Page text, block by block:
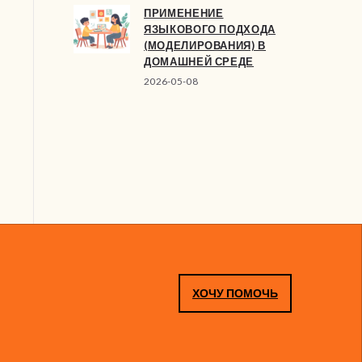
ПРИМЕНЕНИЕ
ЯЗЫКОВОГО ПОДХОДА
(МОДЕЛИРОВАНИЯ) В
ДОМАШНЕЙ СРЕДЕ
2026-05-08
ХОЧУ ПОМОЧЬ